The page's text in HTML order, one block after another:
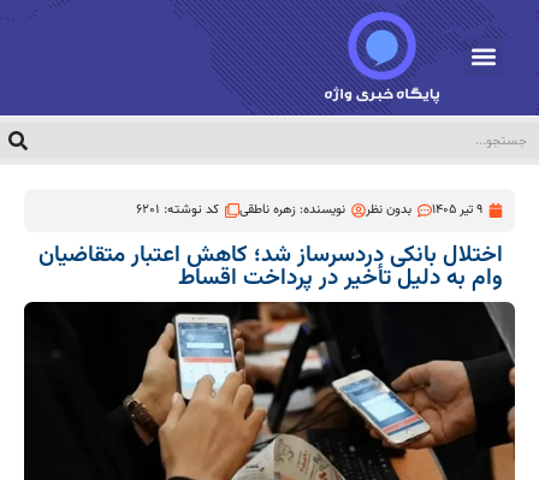
9 تیر 1405 بدون نظر نویسنده:زهره ناطقی کد نوشته: 6201
اختلال بانکی دردسرساز شد؛ کاهش اعتبار متقاضیان
وام به دلیل تأخیر در پرداخت اقساط